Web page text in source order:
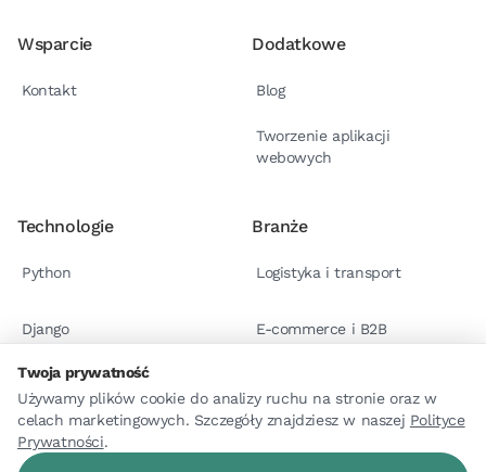
Wsparcie
Kontakt
Dodatkowe
Blog
Tworzenie aplikacji
webowych
Technologie
Python
Django
React.js
Astro
Branże
Logistyka i transport
E-commerce i B2B
Twoja prywatność
Używamy plików cookie do analizy ruchu na stronie oraz w
celach marketingowych. Szczegóły znajdziesz w naszej Polityce
Prywatności.